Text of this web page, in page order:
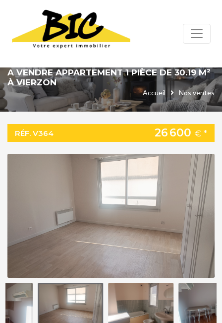
A VENDRE APPARTEMENT 1 PIÈCE DE 30.19 M²
À VIERZON
Accueil Nos ventes
RÉF. V364 26 600 € *